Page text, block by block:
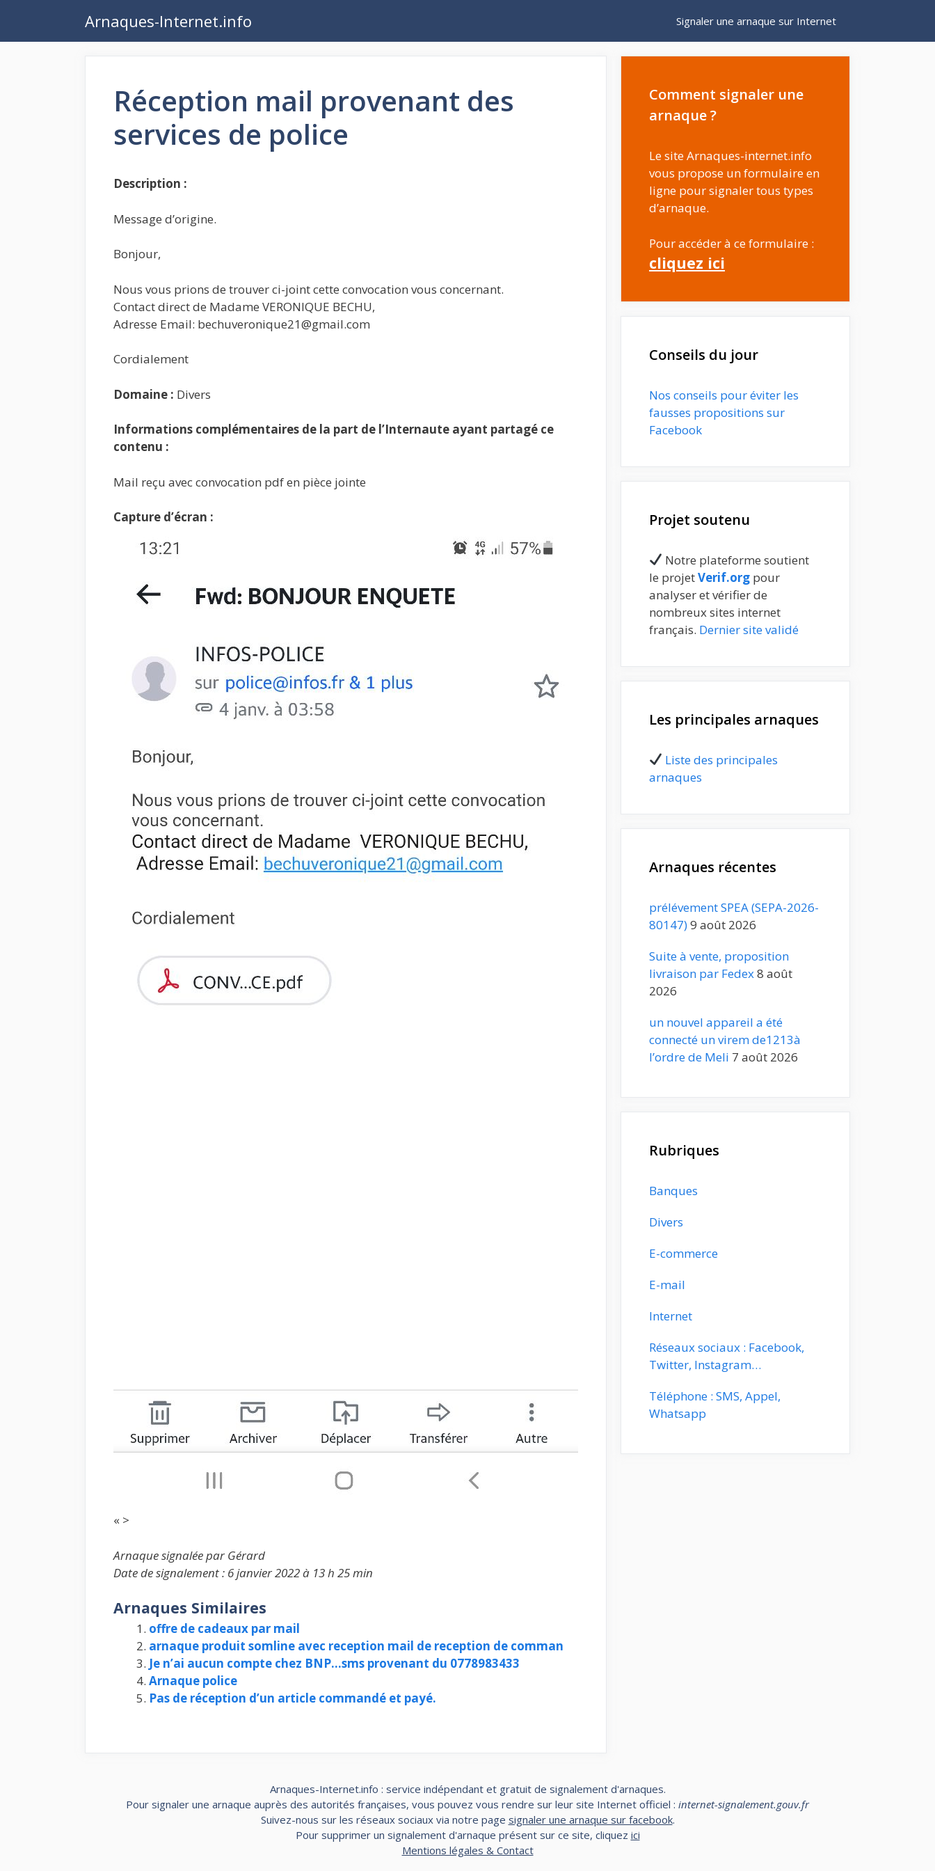
contenu
Arnaques-Internet.info Signaler une arnaque sur Internet
Réception mail provenant des
services de police
Description :
Message d’origine.
Bonjour,
Nous vous prions de trouver ci-joint cette convocation vous concernant.
Contact direct de Madame VERONIQUE BECHU,
Adresse Email: bechuveronique21@gmail.com
Cordialement
Domaine : Divers
Informations complémentaires de la part de l’Internaute ayant partagé ce
contenu :
Mail reçu avec convocation pdf en pièce jointe
Capture d’écran :
« >
Arnaque signalée par Gérard
Date de signalement : 6 janvier 2022 à 13 h 25 min
Arnaques Similaires
offre de cadeaux par mail
arnaque produit somline avec reception mail de reception de comman
Je n’ai aucun compte chez BNP…sms provenant du 0778983433
Arnaque police
Pas de réception d’un article commandé et payé.
Comment signaler une
arnaque ?
Le site Arnaques-internet.info
vous propose un formulaire en
ligne pour signaler tous types
d’arnaque.
Pour accéder à ce formulaire :
cliquez ici
Conseils du jour
Nos conseils pour éviter les
fausses propositions sur
Facebook
Projet soutenu
Notre plateforme soutient
le projetVerif.org pour
analyser et vérifier de
nombreux sites internet
français. Dernier site validé
Les principales arnaques
Liste des principales
arnaques
Arnaques récentes
prélévement SPEA (SEPA-2026-
80147)9 août 2026
Suite à vente, proposition
livraison par Fedex8 août
2026
un nouvel appareil a été
connecté un virem de1213à
l’ordre de Meli 7 août 2026
Rubriques
Banques
Divers
E-commerce
E-mail
Internet
Réseaux sociaux : Facebook,
Twitter, Instagram…
Téléphone : SMS, Appel,
Whatsapp
Arnaques-Internet.info : service indépendant et gratuit de signalement d'arnaques.
Pour signaler une arnaque auprès des autorités françaises, vous pouvez vous rendre sur leur site Internet officiel : internet-signalement.gouv.fr
Suivez-nous sur les réseaux sociaux via notre page signaler une arnaque sur facebook.
Pour supprimer un signalement d'arnaque présent sur ce site, cliquez ici
Mentions légales & Contact